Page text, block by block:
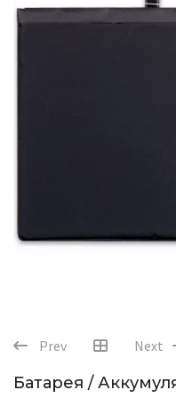
Prev Next
Батарея /